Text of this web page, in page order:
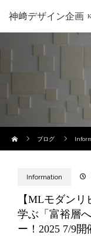
神﨑デザイン企画
ブログ
Information
【MLモダン
学ぶ「富裕層
ー！2025 7/9開